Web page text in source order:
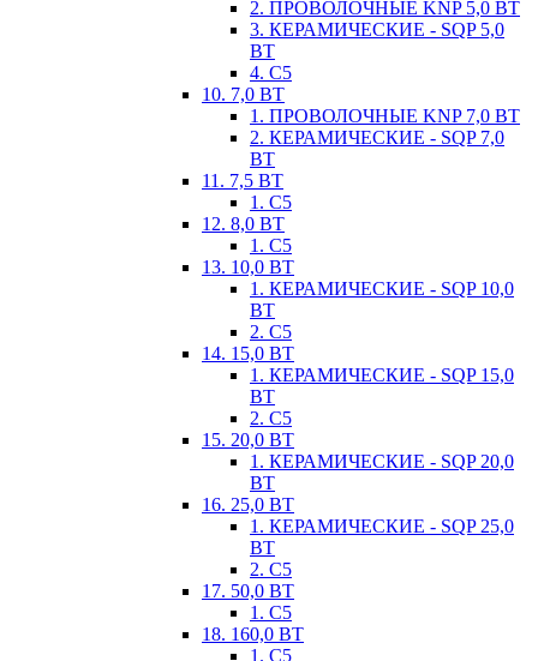
2. ПРОВОЛОЧНЫЕ KNP 5,0 ВТ
3. КЕРАМИЧЕСКИЕ - SQP 5,0
ВТ
4. С5
10. 7,0 ВТ
1. ПРОВОЛОЧНЫЕ KNP 7,0 ВТ
2. КЕРАМИЧЕСКИЕ - SQP 7,0
ВТ
11. 7,5 ВТ
1. С5
12. 8,0 ВТ
1. С5
13. 10,0 ВТ
1. КЕРАМИЧЕСКИЕ - SQP 10,0
ВТ
2. С5
14. 15,0 ВТ
1. КЕРАМИЧЕСКИЕ - SQP 15,0
ВТ
2. С5
15. 20,0 ВТ
1. КЕРАМИЧЕСКИЕ - SQP 20,0
ВТ
16. 25,0 ВТ
1. КЕРАМИЧЕСКИЕ - SQP 25,0
ВТ
2. С5
17. 50,0 ВТ
1. С5
18. 160,0 ВТ
1. С5